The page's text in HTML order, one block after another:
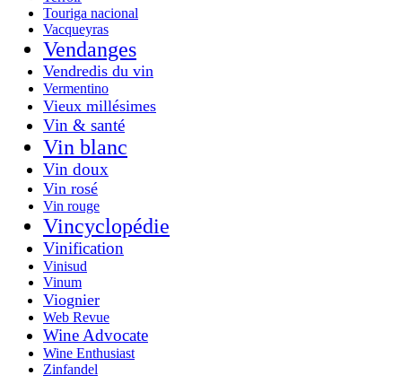
Touriga nacional
Vacqueyras
Vendanges
Vendredis du vin
Vermentino
Vieux millésimes
Vin & santé
Vin blanc
Vin doux
Vin rosé
Vin rouge
Vincyclopédie
Vinification
Vinisud
Vinum
Viognier
Web Revue
Wine Advocate
Wine Enthusiast
Zinfandel